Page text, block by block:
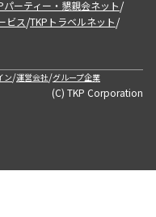
パーティー・懇親会ネット/
ビス/TKPトラベルネット/
ン/運営会社/グループ企業
(C) TKP Corporation